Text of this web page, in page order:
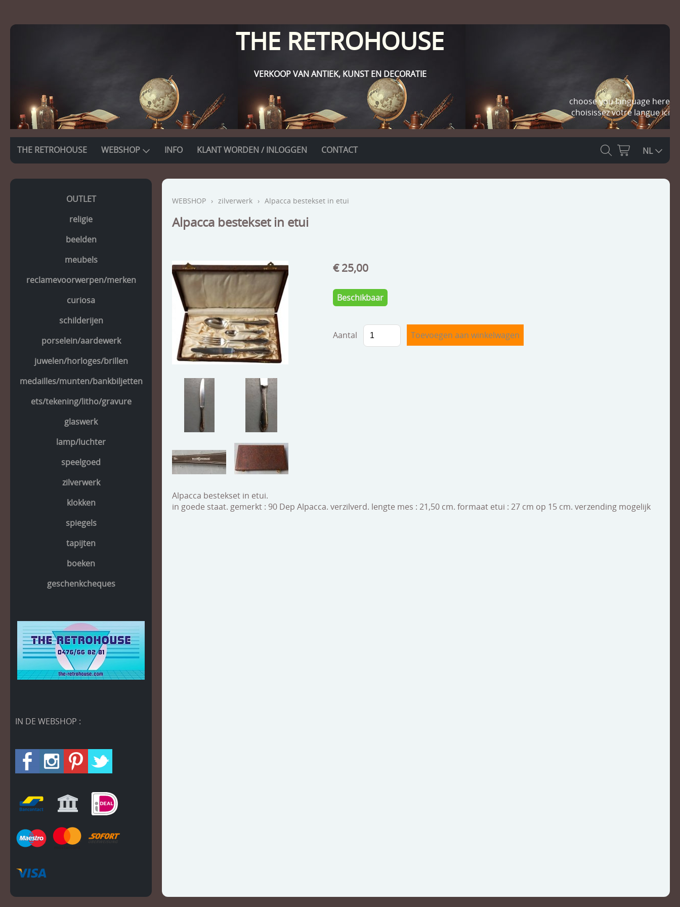
THE RETROHOUSE
VERKOOP VAN ANTIEK, KUNST EN DECORATIE
choose you language here
choisissez votre langue ici
THE RETROHOUSE WEBSHOP INFO KLANT WORDEN / INLOGGEN CONTACT NL
OUTLET
religie
beelden
meubels
reclamevoorwerpen/merken
curiosa
schilderijen
porselein/aardewerk
juwelen/horloges/brillen
medailles/munten/bankbiljetten
ets/tekening/litho/gravure
glaswerk
lamp/luchter
speelgoed
zilverwerk
klokken
spiegels
tapijten
boeken
geschenkcheques
IN DE WEBSHOP :
WEBSHOP › zilverwerk › Alpacca bestekset in etui
Alpacca bestekset in etui
€ 25,00
Beschikbaar
Aantal
Alpacca bestekset in etui.
in goede staat. gemerkt : 90 Dep Alpacca. verzilverd. lengte mes : 21,50 cm. formaat etui : 27 cm op 15 cm. verzending mogelijk